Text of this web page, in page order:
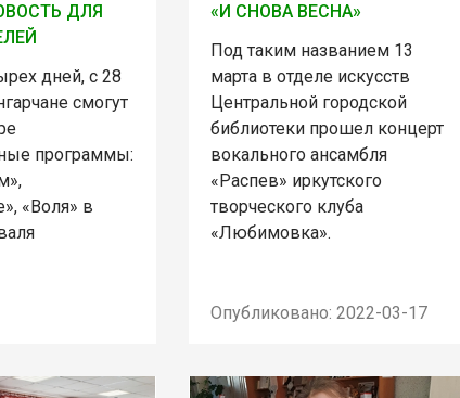
ДЛЯ
дней, с 28
смогут
программы:
«Воля» в
«И СНОВА ВЕСНА»
Под таким названием 13
марта в отделе искусств
Центральной городской
библиотеки прошел концерт
вокального ансамбля
«Распев» иркутского
творческого клуба
«Любимовка».
Опубликовано: 2022-03-17